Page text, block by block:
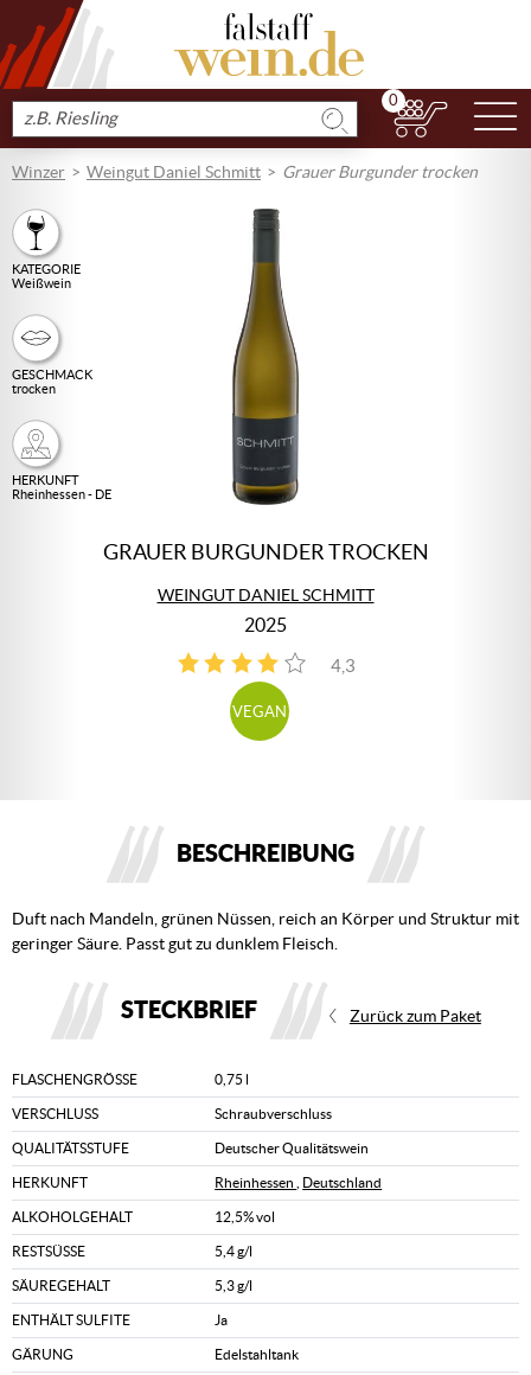
Produkt
suchen
0
Winzer Weingut Daniel Schmitt Grauer Burgunder trocken
KATEGORIE
Weißwein
GESCHMACK
trocken
HERKUNFT
Rheinhessen - DE
GRAUER BURGUNDER TROCKEN
WEINGUT DANIEL SCHMITT
2025
4,3
3
VEGAN
BESCHREIBUNG
Duft nach Mandeln, grünen Nüssen, reich an Körper und Struktur mit
geringer Säure. Passt gut zu dunklem Fleisch.
STECKBRIEF Zurück zum Paket
FLASCHENGRÖSSE 0,75 l
VERSCHLUSS Schraubverschluss
QUALITÄTSSTUFE Deutscher Qualitätswein
HERKUNFT Rheinhessen Deutschland
ALKOHOLGEHALT 12,5% vol
RESTSÜSSE 5,4 g/l
SÄUREGEHALT 5,3 g/l
ENTHÄLT SULFITE Ja
GÄRUNG Edelstahltank